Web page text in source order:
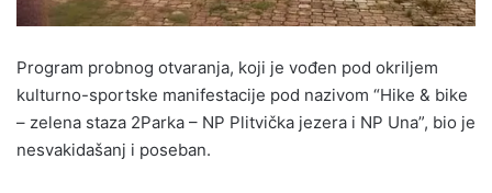
Program probnog otvaranja, koji je vođen pod okriljem
kulturno-sportske manifestacije pod nazivom “Hike & bike
– zelena staza 2Parka – NP Plitvička jezera i NP Una”, bio je
nesvakidašanj i poseban.